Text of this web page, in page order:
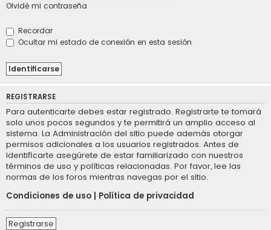
Olvidé mi contraseña
Recordar
Ocultar mi estado de conexión en esta sesión
REGISTRARSE
Para autenticarte debes estar registrado. Registrarte te tomará
solo unos pocos segundos y te permitirá un amplio acceso al
sistema. La Administración del sitio puede además otorgar
permisos adicionales a los usuarios registrados. Antes de
identificarte asegúrete de estar familiarizado con nuestros
términos de uso y políticas relacionadas. Por favor, lee las
normas de los foros mientras navegas por el sitio.
Condiciones de uso
Política de privacidad
Registrarse